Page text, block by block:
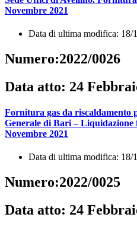
Novembre 2021
Data di ultima modifica: 18/
Numero:2022/0026
Data atto: 24
Fornitura gas da riscaldamento
Generale di Bari – Liquidazione
Novembre 2021
Data di ultima modifica: 18/
Numero:2022/0025
Data atto: 24